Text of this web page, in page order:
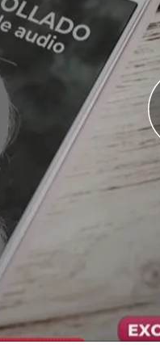
en contra del
Medina y Alberto
Medina y Alberto
al Ayuntamiento
pública durante la
podría demostrar